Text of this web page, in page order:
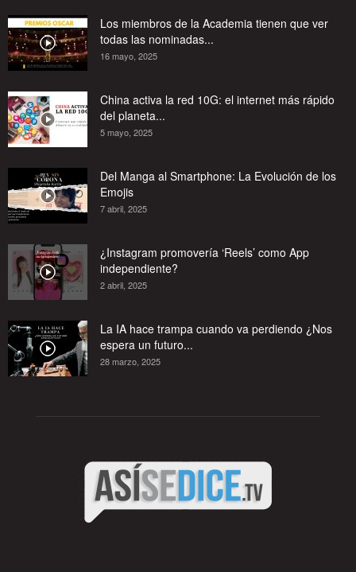
Los miembros de la Academia tienen que ver
todas las nominadas...
16 mayo, 2025
China activa la red 10G: el internet más rápido
del planeta...
5 mayo, 2025
Del Manga al Smartphone: La Evolución de los
Emojis
7 abril, 2025
¿Instagram promovería ‘Reels’ como App
independiente?
2 abril, 2025
La IA hace trampa cuando va perdiendo ¿Nos
espera un futuro...
28 marzo, 2025